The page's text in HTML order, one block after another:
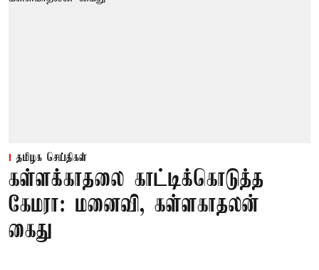
தமிழக செய்திகள்
கள்ளக்காதலை காட்டிக்கொடுத்த
கேமரா: மனைவி, கள்ளகாதலன்
கைது